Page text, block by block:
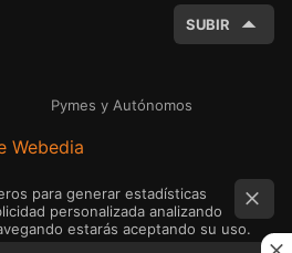
SUBIR
Pymes y Autónomos
Webedia
para generar estadísticas
personalizada analizando
estarás aceptando su uso.